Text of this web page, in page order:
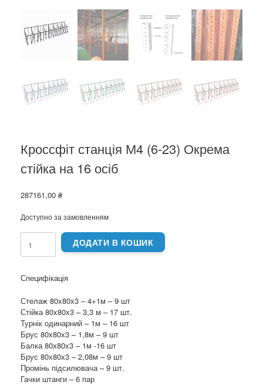
Кроссфіт станція М4 (6-23) Окрема
стійка на 16 осіб
287161,00 ₴
Доступно за замовленням
Кроссфіт
станція
М4
23)
стійка
на
16
осіб
кількість
ДОДАТИ В КОШИК
Специфікація
Стелаж 80х80х3 – 4+1м – 9 шт
Стійка 80x80x3 – 3,3 м – 17 шт.
Турнік одинарний – 1м – 16 шт
Брус 80х80х3 – 1,8м – 9 шт
Балка 80х80х3 – 1м -16 шт
Брус 80х80х3 – 2,08м – 9 шт
Промінь підсилювача – 9 шт.
Гачки штанги – 6 пар